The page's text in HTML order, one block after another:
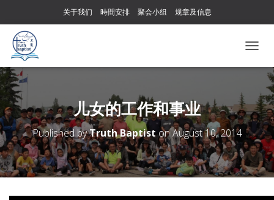
关于我们 時間安排 聚会小组 规章及信息
O
E
N
A
V
I
G
T
儿女的工作和事业
Published byTruth BaptistonAugust 10, 2014